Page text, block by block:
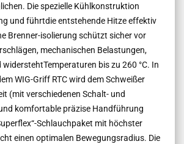
Die spezielle Kühlkonstruktion
und führtdie entstehende Hitze effektiv
Brenner-isolierung schützt sicher vor
mechanischen Belastungen,
bis zu 260 °C. In
WIG-Griff RTC wird dem Schweißer
(mit verschiedenen Schalt- und
komfortable präzise Handführung
Schlauchpaket mit höchster
einen optimalen Bewegungsradius. Die